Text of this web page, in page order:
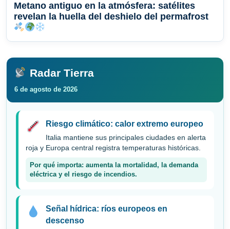
Metano antiguo en la atmósfera: satélites
revelan la huella del deshielo del permafrost
Radar Tierra
6 de agosto de 2026
Riesgo climático: calor extremo europeo
Italia mantiene sus principales ciudades en alerta
roja y Europa central registra temperaturas históricas.
Por qué importa: aumenta la mortalidad, la demanda
eléctrica y el riesgo de incendios.
Señal hídrica: ríos europeos en
descenso